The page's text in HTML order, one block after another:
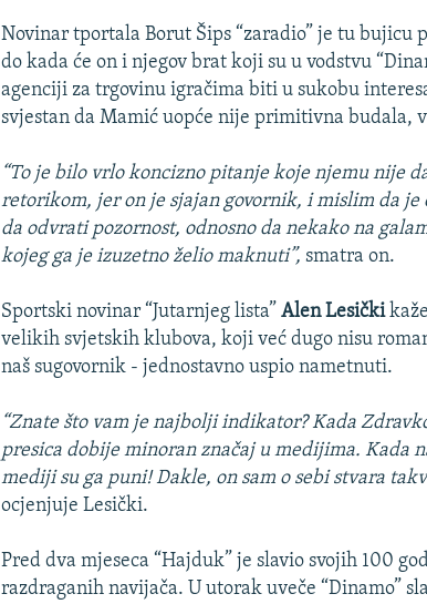
Novinar tportala Borut Šips “zaradio” je tu
do kada će on i njegov brat koji su u vodstvu
agenciji za trgovinu igračima biti u sukobu
svjestan da Mamić uopće nije primitivna budala,
“To je bilo vrlo koncizno pitanje koje njemu nije
retorikom, jer on je sjajan govornik, i mislim da
da odvrati pozornost, odnosno da nekako na
kojeg ga je izuzetno želio maknuti”, smatra on.
Sportski novinar “Jutarnjeg lista”Alen Lesički
velikih svjetskih klubova, koji već dugo nisu
naš sugovornik - jednostavno uspio nametnuti.
“Znate što vam je najbolji indikator? Kada
presica dobije minoran značaj u medijima. Kada
mediji su ga puni! Dakle, on sam o sebi stvara
ocjenjuje Lesički.
Pred dva mjeseca “Hajduk” je slavio svojih 100
razdraganih navijača. U utorak uveče “Dinamo”